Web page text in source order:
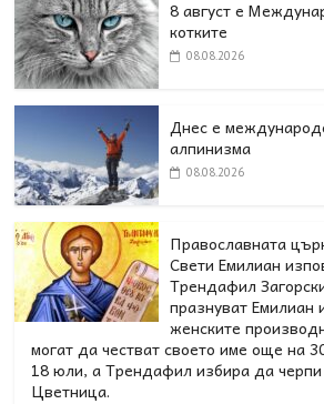
8 август е
котките
08.08.2026
Днес е
алпинизма
08.08.2026
Православната
Свети Емилиан
Трендафил
празнуват Емилиан
женските
могат да честват своето име още на
18 юли, а Трендафил избира да
Цветница.